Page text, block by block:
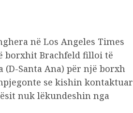
në Los Angeles Times
borxhit Brachfeld filloi të
Santa Ana) për një borxh
se kishin kontaktuar
nuk lëkundeshin nga